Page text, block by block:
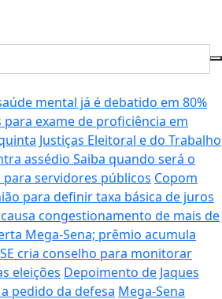
mental já é debatido em 80%
para exame de proficiência em
Justiças Eleitoral e do Trabalho
assédio Saiba quando será o
servidores públicos Copom
para definir taxa básica de juros
congestionamento de mais de
Mega-Sena; prêmio acumula
cria conselho para monitorar
eleições Depoimento de Jaques
pedido da defesa Mega-Sena